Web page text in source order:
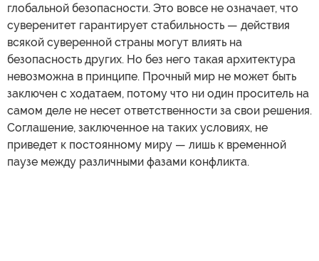
глобальной безопасности. Это вовсе не означает, что
суверенитет гарантирует стабильность — действия
всякой суверенной страны могут влиять на
безопасность других. Но без него такая архитектура
невозможна в принципе. Прочный мир не может быть
заключен с ходатаем, потому что ни один проситель на
самом деле не несет ответственности за свои решения.
Соглашение, заключенное на таких условиях, не
приведет к постоянному миру — лишь к временной
паузе между различными фазами конфликта.